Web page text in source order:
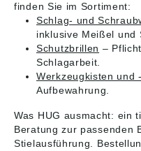
finden Sie im Sortiment:
Schlag- und
inklusive Meißel und
Schutzbrillen –
Schlagarbeit.
Werkzeugkisten und
Aufbewahrung.
Was HUG ausmacht: ein
Beratung zur passenden
Stielausführung.